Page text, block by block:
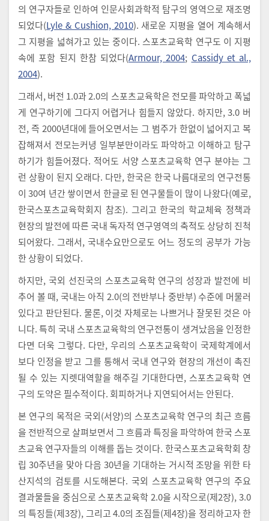
의 연구자들로 인하여 인문사회과학적 탐구의 영역으로 재조명
되었다(Lyle & Cushion, 2010). 새로운 지평을 열어 계속해서
그 지평을 넓혀가고 있는 중이다. 스포츠교육학 연구도 이 지평
속에 포함 된지 한참 되었다(Armour, 2004; Cassidy et al.,
2004).
그래서, 버전 1.0과 2.0의 스포츠교육학은 전모를 파악하고 폭넓
게 연구하기에 그다지 어렵거나 힘들지 않았다. 하지만, 3.0 버
전, 즉 2000년대에 들어오면서는 그 범주가 한없이 넓어지고 복
잡해져서 전모는커녕 일부분만이라도 파악하고 이해하고 탐구
하기가 힘들어졌다. 적어도 서양 스포츠교육학 연구 분야는 그
런 상황이 된지 오래다. 다만, 한국은 한국 나름대로의 연구전통
이 30여 년간 쌓이면서 한글로 된 연구물들이 많이 나왔다(예로,
한국스포츠교육학회지 참조). 그리고 한국의 학교체육 정책과
현장의 발전에 따른 국내 독자적 연구영역의 축적도 상당히 진척
되어왔다. 그래서, 국내수요만으로도 어느 정도의 공부가 가능
한 상황이 되었다.
하지만, 국외 선진국의 스포츠교육학 연구의 성장과 발전에 비
추어 볼 때, 국내는 아직 2.0(의 전반부나 중반부) 수준에 머물러
있다고 판단된다. 물론, 이것 자체로는 나쁘거나 잘못된 것은 아
니다. 특히 국내 스포츠교육학의 연구전통이 생겨났음을 인정한
다면 더욱 그렇다. 다만, 우리의 스포츠교육학이 국제학계에서
보다 인정을 받고 그를 통해서 국내 연구와 현장의 개선이 촉진
될 수 있는 지렛대역할을 해주길 기대한다면, 스포츠교육학 연
구의 도약은 필수적이다. 회피하거나 지연되어서는 안된다.
본 연구의 목적은 국외(서양)의 스포츠교육학 연구의 최근 흐름
을 전반적으로 살펴보면서 그 흐름과 특징을 파악하여 한국 스포
츠교육 연구자들의 이해를 돕는 것이다. 한국스포츠교육학회 창
립 30주년을 맞아 다음 30년을 기대하는 거시적 조망을 위한 타
산지석의 검토를 시도해본다. 국외 스포츠교육학 연구의 주요
결과물들을 중심으로 스포츠교육학 2.0을 시작으로(제2장), 3.0
의 특징들(제3장), 그리고 4.0의 조짐들(제4장)을 정리하고자 한